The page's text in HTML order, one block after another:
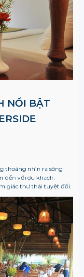
NỔI BẬT
thoáng nhìn ra sông
đến với du khách.
giác thư thái tuyệt đối.